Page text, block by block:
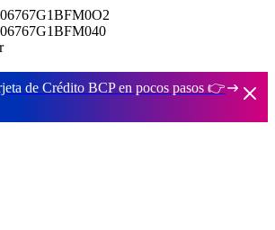
de Crédito BCP en pocos pasos 👉